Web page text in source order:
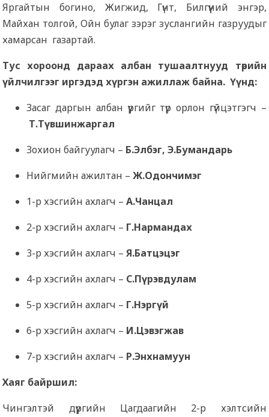
Яргайтын богино, Жигжид, Гүнт, Билгүүний энгэр,
Майхан толгой, Ойн булаг зэрэг зуслангийн газруудыг
хамарсан газартай.
Тус хороонд дараах албан тушаалтнууд төрийн
үйлчилгээг иргэдэд хүргэн ажиллаж байна. Үүнд:
Засаг даргын албан үүргийг түр орлон гүйцэтгэгч –
Т.Түвшинжаргал
Зохион байгуулагч – Б.Элбэг, Э.Бумандарь
Нийгмийн ажилтан –Ж.Одончимэг
1-р хэсгийн ахлагч –А.Чанцал
2-р хэсгийн ахлагч – Г.Нармандах
3-р хэсгийн ахлагч – Я.Батцэцэг
4-р хэсгийн ахлагч – С.Пүрэвдулам
5-р хэсгийн ахлагч – Г.Нэргүй
6-р хэсгийн ахлагч – И.Цэвэгжав
7-р хэсгийн ахлагч – Р.Энхнамуун
Хаяг байршил:
Чингэлтэй дүүргийн Цагдаагийн 2-р хэлтсийн